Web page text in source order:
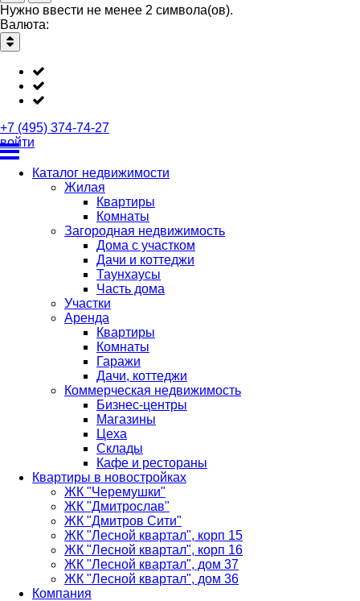
Нужно ввести не менее 2 символа(ов).
Валюта:
+7 (495) 374-74-27
войти
Каталог недвижимости
Жилая
Квартиры
Комнаты
Загородная недвижимость
Дома с участком
Дачи и коттеджи
Таунхаусы
Часть дома
Участки
Аренда
Квартиры
Комнаты
Гаражи
Дачи, коттеджи
Коммерческая недвижимость
Бизнес-центры
Магазины
Цеха
Склады
Кафе и рестораны
Квартиры в новостройках
ЖК "Черемушки"
ЖК "Дмитрослав"
ЖК "Дмитров Сити"
ЖК "Лесной квартал", корп 15
ЖК "Лесной квартал", корп 16
ЖК "Лесной квартал", дом 37
ЖК "Лесной квартал", дом 36
Компания